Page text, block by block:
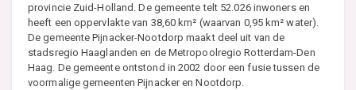
provincie Zuid-Holland. De gemeente telt 52.026 inwoners en
heeft een oppervlakte van 38,60 km² (waarvan 0,95 km² water).
De gemeente Pijnacker-Nootdorp maakt deel uit van de
stadsregio Haaglanden en de Metropoolregio Rotterdam-Den
Haag. De gemeente ontstond in 2002 door een fusie tussen de
voormalige gemeenten Pijnacker en Nootdorp.